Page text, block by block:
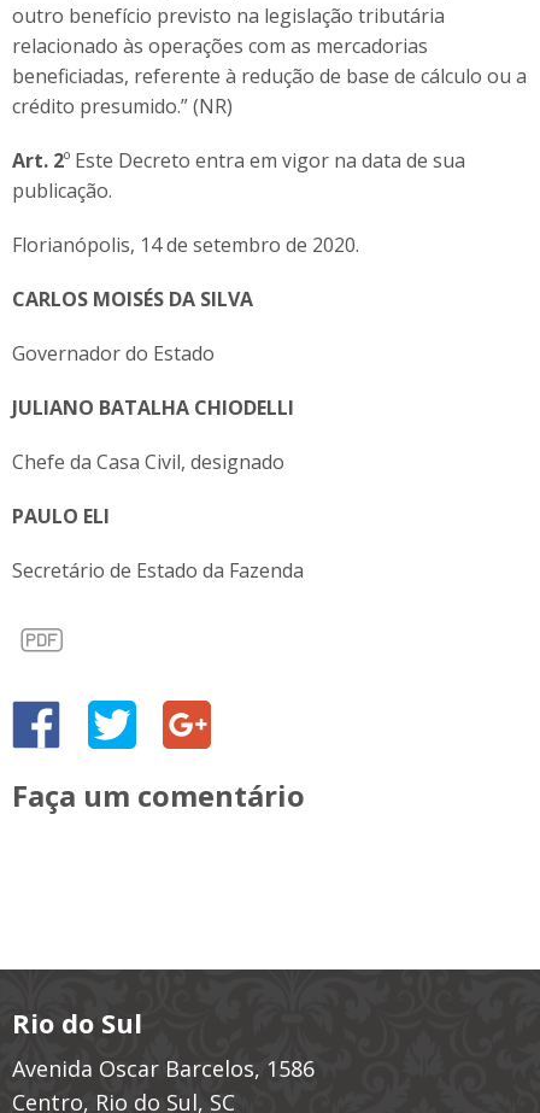
outro benefício previsto na legislação tributária
relacionado às operações com as mercadorias
beneficiadas, referente à redução de base de cálculo ou a
crédito presumido.” (NR)
Art. 2º Este Decreto entra em vigor na data de sua
publicação.
Florianópolis, 14 de setembro de 2020.
CARLOS MOISÉS DA SILVA
Governador do Estado
JULIANO BATALHA CHIODELLI
Chefe da Casa Civil, designado
PAULO ELI
Secretário de Estado da Fazenda
Faça um comentário
Rio do Sul
Avenida Oscar Barcelos, 1586
Centro, Rio do Sul, SC